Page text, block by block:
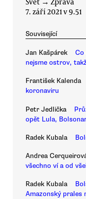
7. září 2021 v 9.51
Související
Jan Kašpárek
Co
nejsme ostrov,
František Kalenda
koronaviru
Petr Jedlička
opět Lula,
Radek Kubala
Andrea
všechno ví a od
Radek Kubala
Amazonský prales